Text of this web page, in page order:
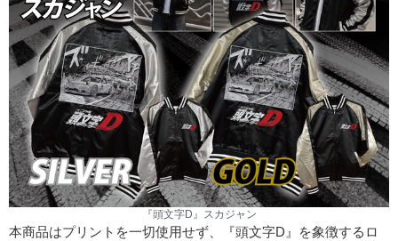
『頭文字D』スカジャン
本商品はプリントを一切使用せず、『頭文字D』を象徴するロ